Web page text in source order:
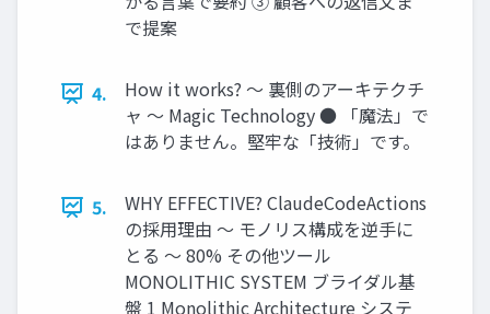
で提案
4.
How it works? ～ 裏側のアーキテクチ
ャ ～ Magic Technology ● 「魔法」で
はありません。堅牢な「技術」です。
5.
WHY EFFECTIVE? ClaudeCodeActions
の採用理由 ～ モノリス構成を逆手に
とる ～ 80% その他ツール
MONOLITHIC SYSTEM ブライダル基
盤 1 Monolithic Architecture システ